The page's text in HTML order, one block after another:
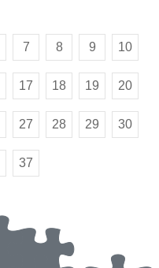
7 8 9 10
17 18 19 20
27 28 29 30
37